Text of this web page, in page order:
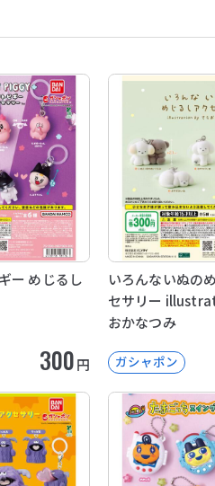
ー めじるし
300円
いろんないぬの
セサリー
おかなつみ
ガシャポン